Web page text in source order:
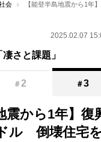
会 【能登半島地震から1年
2025.02.07
さと課題」
＃2 ＃3
震から1年】復
ル 倒壊住宅